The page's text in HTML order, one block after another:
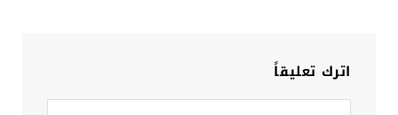
اترك تعليقاً